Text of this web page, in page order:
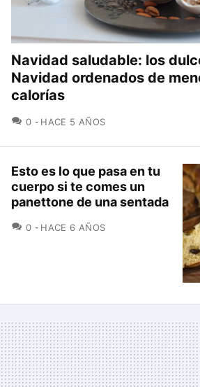
Navidad saludable: los
Navidad ordenados de
calorías
0 COMENTARIOS
HACE 5 AÑOS
Esto es lo que pasa en tu
cuerpo si te comes un
panettone de una sentada
0 COMENTARIOS
HACE 6 AÑOS